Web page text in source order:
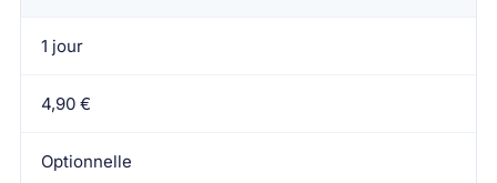
1 jour
4,90 €
Optionnelle